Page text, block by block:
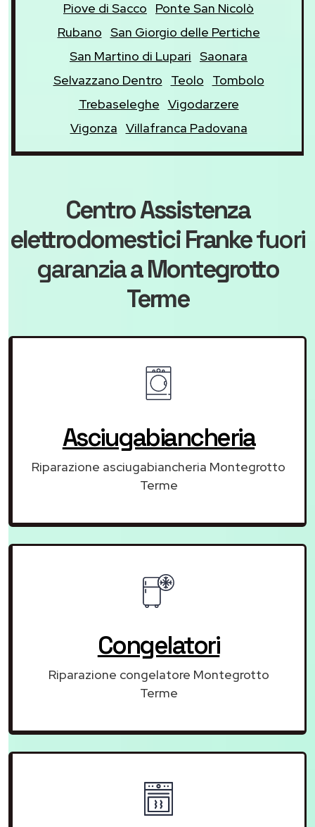
Piove di Sacco
Ponte San Nicolò
Rubano San Giorgio delle Pertiche
San Martino di Lupari Saonara
Selvazzano Dentro
Teolo
Tombolo
Trebaseleghe Vigodarzere
Vigonza Villafranca Padovana
Centro Assistenza
elettrodomestici Frankefuori
garanziaa Montegrotto
Terme
Asciugabiancheria
Riparazione asciugabiancheria Montegrotto
Terme
Congelatori
Riparazione congelatore Montegrotto
Terme